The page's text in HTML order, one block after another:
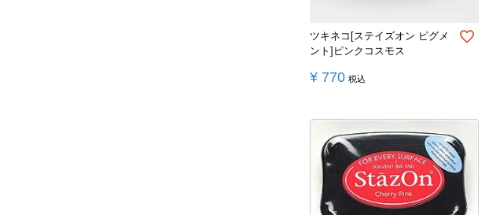
ツキネコ[ステイズオン ピグメ
ント]ピンクコスモス
¥ 770 税込